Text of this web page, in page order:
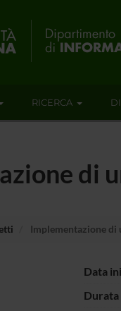
RICERCA
di
Implementazione
Data
Durata